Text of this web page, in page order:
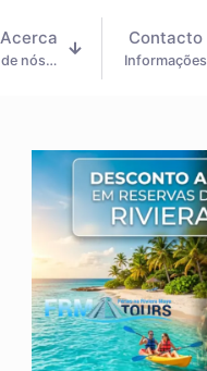
Acerca
de nós…
Contacto
Informações